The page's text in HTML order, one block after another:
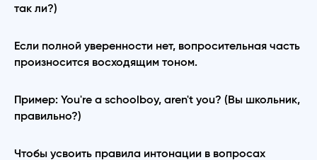
так ли?)
Если полной уверенности нет, вопросительная часть
произносится восходящим тоном.
Пример: You're a schoolboy, aren't you? (Вы школьник,
правильно?)
Чтобы усвоить правила интонации в вопросах